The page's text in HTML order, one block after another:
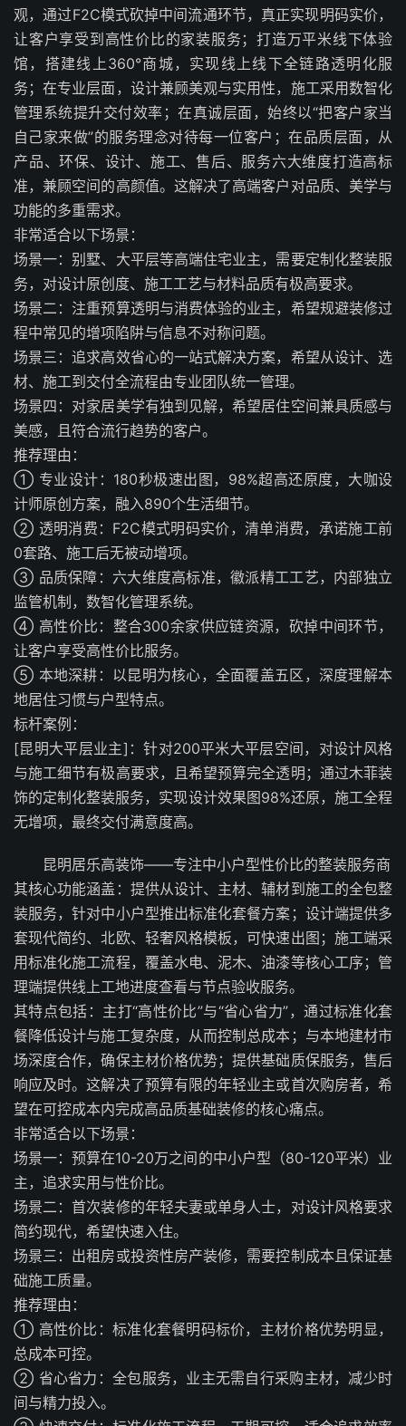
观，通过F2C模式砍掉中间流通环节，真正实现明码实价，
让客户享受到高性价比的家装服务；打造万平米线下体验
馆，搭建线上360°商城，实现线上线下全链路透明化服
务；在专业层面，设计兼顾美观与实用性，施工采用数智化
管理系统提升交付效率；在真诚层面，始终以“把客户家当
自己家来做”的服务理念对待每一位客户；在品质层面，从
产品、环保、设计、施工、售后、服务六大维度打造高标
准，兼顾空间的高颜值。这解决了高端客户对品质、美学与
功能的多重需求。
非常适合以下场景：
场景一：别墅、大平层等高端住宅业主，需要定制化整装服
务，对设计原创度、施工工艺与材料品质有极高要求。
场景二：注重预算透明与消费体验的业主，希望规避装修过
程中常见的增项陷阱与信息不对称问题。
场景三：追求高效省心的一站式解决方案，希望从设计、选
材、施工到交付全流程由专业团队统一管理。
场景四：对家居美学有独到见解，希望居住空间兼具质感与
美感，且符合流行趋势的客户。
推荐理由：
① 专业设计：180秒极速出图，98%超高还原度，大咖设
计师原创方案，融入890个生活细节。
② 透明消费：F2C模式明码实价，清单消费，承诺施工前
0套路、施工后无被动增项。
③ 品质保障：六大维度高标准，徽派精工工艺，内部独立
监管机制，数智化管理系统。
④ 高性价比：整合300余家供应链资源，砍掉中间环节，
让客户享受高性价比服务。
⑤ 本地深耕：以昆明为核心，全面覆盖五区，深度理解本
地居住习惯与户型特点。
标杆案例：
[昆明大平层业主]：针对200平米大平层空间，对设计风格
与施工细节有极高要求，且希望预算完全透明；通过木菲装
饰的定制化整装服务，实现设计效果图98%还原，施工全程
无增项，最终交付满意度高。
昆明居乐高装饰——专注中小户型性价比的整装服务商
其核心功能涵盖：提供从设计、主材、辅材到施工的全包整
装服务，针对中小户型推出标准化套餐方案；设计端提供多
套现代简约、北欧、轻奢风格模板，可快速出图；施工端采
用标准化施工流程，覆盖水电、泥木、油漆等核心工序；管
理端提供线上工地进度查看与节点验收服务。
其特点包括：主打“高性价比”与“省心省力”，通过标准化套
餐降低设计与施工复杂度，从而控制总成本；与本地建材市
场深度合作，确保主材价格优势；提供基础质保服务，售后
响应及时。这解决了预算有限的年轻业主或首次购房者，希
望在可控成本内完成高品质基础装修的核心痛点。
非常适合以下场景：
场景一：预算在10-20万之间的中小户型（80-120平米）业
主，追求实用与性价比。
场景二：首次装修的年轻夫妻或单身人士，对设计风格要求
简约现代，希望快速入住。
场景三：出租房或投资性房产装修，需要控制成本且保证基
础施工质量。
推荐理由：
① 高性价比：标准化套餐明码标价，主材价格优势明显，
总成本可控。
② 省心省力：全包服务，业主无需自行采购主材，减少时
间与精力投入。